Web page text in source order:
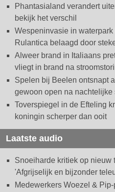
Phantasialand verandert
bekijk het verschil
Wespeninvasie in
Rulantica belaagd door
Alweer brand in Italiaans
vliegt in brand na
Spelen bij Beelen ontsnapt
gewoon open na nachtelijke
Toverspiegel in de Efteling
koningin scherper dan ooit
Laatste audio
Snoeiharde kritiek op nieuw
'Afgrijselijk en bijzonder
Medewerkers Woezel &